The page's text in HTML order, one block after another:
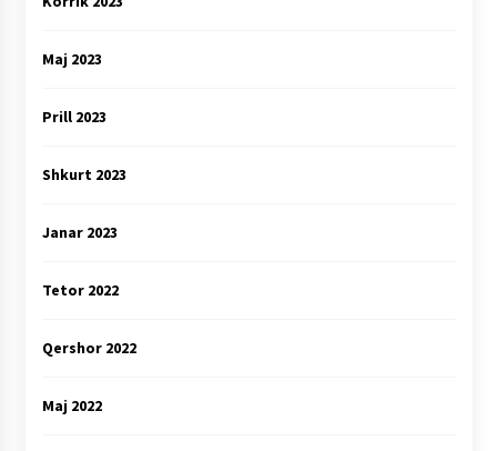
Maj 2023
Prill 2023
Shkurt 2023
Janar 2023
Tetor 2022
Qershor 2022
Maj 2022